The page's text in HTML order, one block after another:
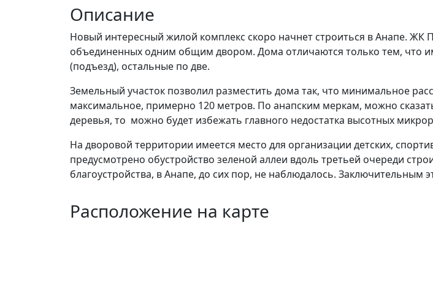
Описание
Новый интересный жилой комплекс скоро начнет строиться в Анапе. ЖК
объединенных одним общим двором. Дома отличаются только тем, что
(подъезд), остальные по две.
Земельный участок позволил разместить дома так, что минимальное
максимальное, примерно 120 метров. По анапским меркам, можно
деревья, то можно будет избежать главного недостатка высотных
На дворовой территории имеется место для организации детских,
предусмотрено обустройство зеленой аллеи вдоль третьей очереди
благоустройства, в Анапе, до сих пор, не наблюдалось. Заключительным
Расположение на карте